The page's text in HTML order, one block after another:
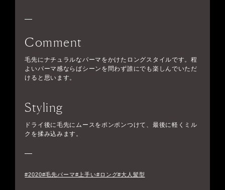
Comment
毛先にナチュラルなパーマをかけたロングスタイルです。程
よいパーマ感ならばシーンを問わず誰にでも楽しんでいただ
けると思います。
Styling
ドライ後に毛先にムースをポンポンつけて、最後に軽くミル
クを揉み込みます。
#2020#毛先パーマ#上手い#ロング#大人髪型